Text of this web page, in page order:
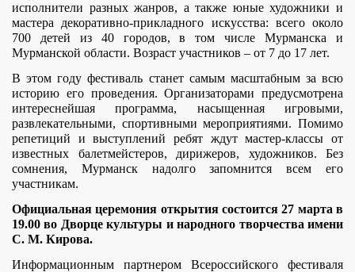
исполнители разных жанров, а также юные художники и
мастера декоративно-прикладного искусства: всего около
700 детей из 40 городов, в том числе Мурманска и
Мурманской области. Возраст участников – от 7 до 17 лет.
В этом году фестиваль станет самым масштабным за всю
историю его проведения. Организаторами предусмотрена
интереснейшая программа, насыщенная игровыми,
развлекательными, спортивными мероприятиями. Помимо
репетиций и выступлений ребят ждут мастер-классы от
известных балетмейстеров, дирижеров, художников. Без
сомнения, Мурманск надолго запомнится всем его
участникам.
Официальная церемония открытия состоится 27 марта в
19.00 во Дворце культуры и народного творчества имени
С. М. Кирова.
Информационным партнером Всероссийского фестиваля